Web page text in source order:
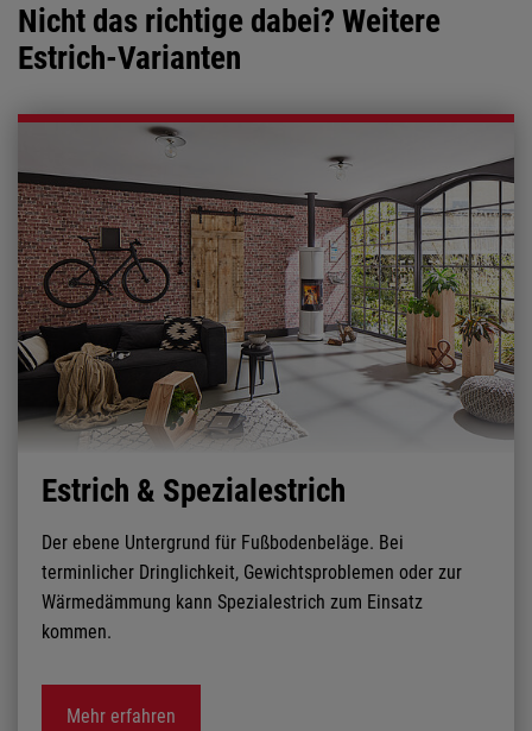
Nicht das richtige dabei? Weitere
Estrich-Varianten
Estrich & Spezialestrich
Der ebene Untergrund für Fußbodenbeläge. Bei
terminlicher Dringlichkeit, Gewichtsproblemen oder zur
Wärmedämmung kann Spezialestrich zum Einsatz
kommen.
Mehr erfahren